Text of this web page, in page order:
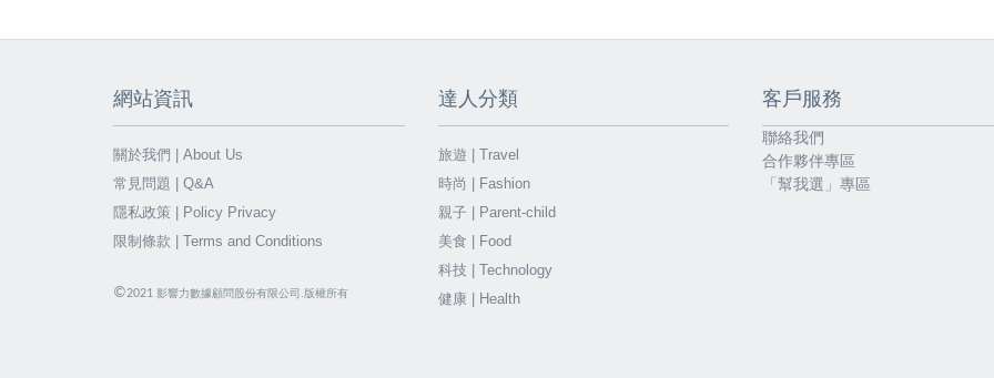
網站資訊
關於我們 | About Us
常見問題 | Q&A
隱私政策 | Policy Privacy
限制條款 | Terms and Conditions
©2021 影響力數據顧問股份有限公司.版權所有
達人分類
旅遊 | Travel
時尚 | Fashion
親子 | Parent-child
美食 | Food
科技 | Technology
健康 | Health
客戶服務
聯絡我們
合作夥伴專區
「幫我選」專區